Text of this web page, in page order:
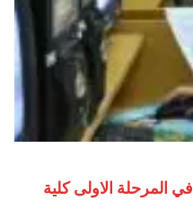
مؤشرات تنسيق الكليات 2026 في المرحلة الاولى كلية